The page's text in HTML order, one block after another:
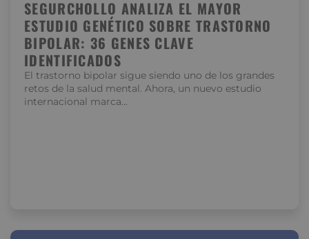
SEGURCHOLLO ANALIZA EL MAYOR
ESTUDIO GENÉTICO SOBRE TRASTORNO
BIPOLAR: 36 GENES CLAVE
IDENTIFICADOS
El trastorno bipolar sigue siendo uno de los grandes
retos de la salud mental. Ahora, un nuevo estudio
internacional marca…